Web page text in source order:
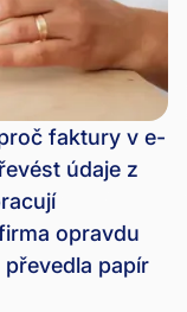
faktury v e-
údaje z
opravdu
papír